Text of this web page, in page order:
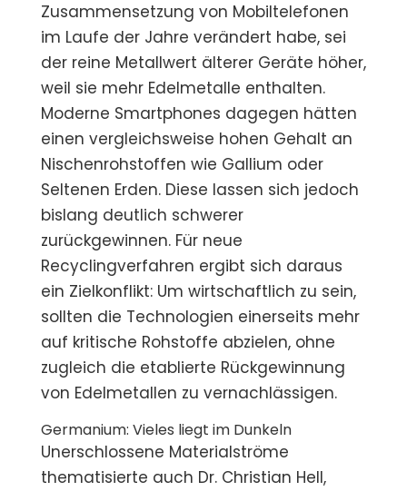
Zusammensetzung von Mobiltelefonen
im Laufe der Jahre verändert habe, sei
der reine Metallwert älterer Geräte höher,
weil sie mehr Edelmetalle enthalten.
Moderne Smartphones dagegen hätten
einen vergleichsweise hohen Gehalt an
Nischenrohstoffen wie Gallium oder
Seltenen Erden. Diese lassen sich jedoch
bislang deutlich schwerer
zurückgewinnen. Für neue
Recyclingverfahren ergibt sich daraus
ein Zielkonflikt: Um wirtschaftlich zu sein,
sollten die Technologien einerseits mehr
auf kritische Rohstoffe abzielen, ohne
zugleich die etablierte Rückgewinnung
von Edelmetallen zu vernachlässigen.
Germanium: Vieles liegt im Dunkeln
Unerschlossene Materialströme
thematisierte auch Dr. Christian Hell,